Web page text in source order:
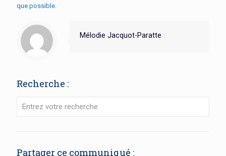
que possible.
Mélodie Jacquot-Paratte
Recherche :
Partager ce communiqué :